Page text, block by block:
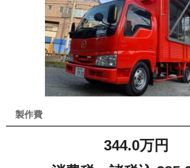
製作費
344.0万円